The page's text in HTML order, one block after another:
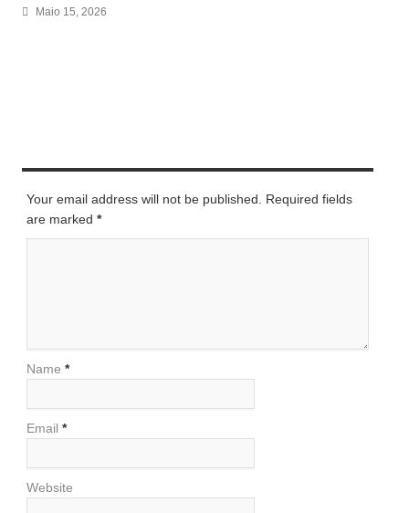
Maio 15, 2026
Your email address will not be published. Required fields
are marked *
Name *
Email *
Website